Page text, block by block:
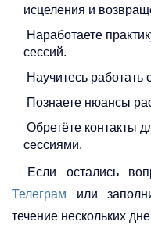
исцеления и
Наработаете
сессий.
Научитесь работать
Познаете нюансы
Обретёте контакты
сессиями.
Если остались
Телеграм или
течение нескольких